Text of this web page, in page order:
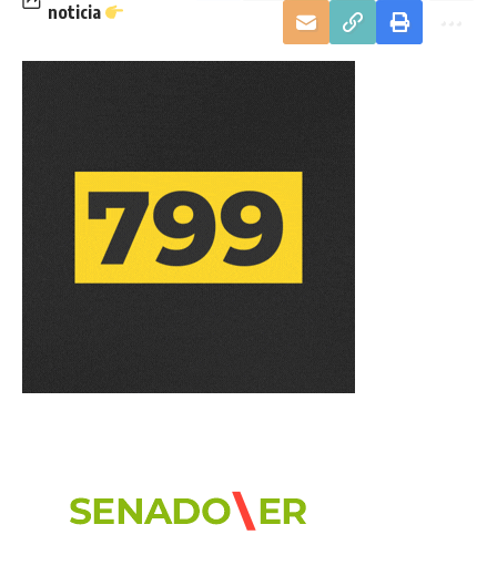
noticia